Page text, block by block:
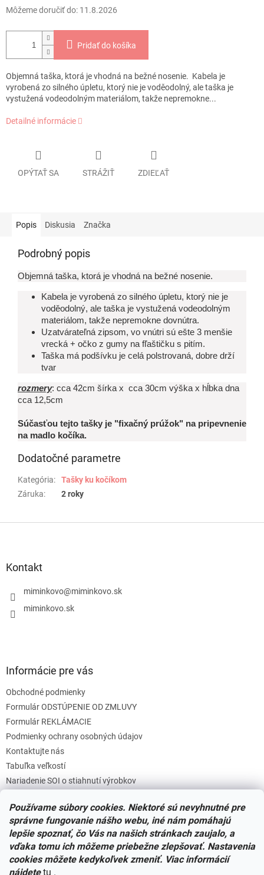
Používame súbory cookies. Niektoré sú nevyhnutné pre
správne fungovanie nášho webu, iné nám pomáhajú
lepšie spoznať, čo Vás na našich stránkach zaujalo, a
vďaka tomu ich môžeme priebežne zlepšovať. Nastavenia
cookies môžete kedykoľvek zmeniť. Viac informácií
nájdete tu .
Môžeme doručiť do: 11.8.2026
Pridať do košíka
Objemná taška, ktorá je vhodná na bežné nosenie. Kabela je
vyrobená zo silného úpletu, ktorý nie je voděodolný, ale taška je
vystužená vodeodolným materiálom, takže nepremokne...
Detailné informácie
OPÝTAŤ SA STRÁŽIŤ ZDIEĽAŤ
Popis Diskusia Značka
Podrobný popis
Objemná taška, ktorá je vhodná na bežné nosenie.
Kabela je vyrobená zo silného úpletu, ktorý nie je
voděodolný, ale taška je vystužená vodeodolným
materiálom, takže nepremokne dovnútra.
Uzatvárateľná zipsom, vo vnútri sú ešte 3 menšie
vrecká + očko z gumy na fľaštičku s pitím.
Taška má podšívku je celá polstrovaná, dobre drží
tvar
rozmery: cca 42cm šírka x cca 30cm výška x hĺbka dna
cca 12,5cm
Súčasťou tejto tašky je "fixačný prúžok" na pripevnenie
na madlo kočíka.
Dodatočné parametre
Kategória:
Tašky ku kočíkom
Záruka: 2 roky
Kontakt
miminkovo@miminkovo.sk
miminkovo.sk
Informácie pre vás
Obchodné podmienky
Formulár ODSTÚPENIE OD ZMLUVY
Formulár REKLÁMACIE
Podmienky ochrany osobných údajov
Kontaktujte nás
Tabuľka veľkostí
Nariadenie SOI o stiahnutí výrobkov
Zásady súborov COOKIES
Facebook